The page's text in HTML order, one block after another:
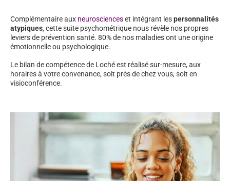
Complémentaire aux neuroscienceset intégrant lespersonnalités
atypiques, cette suite psychométrique nous révèle nos propres
leviers de prévention santé. 80% de nos maladies ont une origine
émotionnelle ou psychologique.
Le bilan de compétence de Loché est réalisé sur-mesure, aux
horaires à votre convenance, soit près de chez vous, soit en
visioconférence.